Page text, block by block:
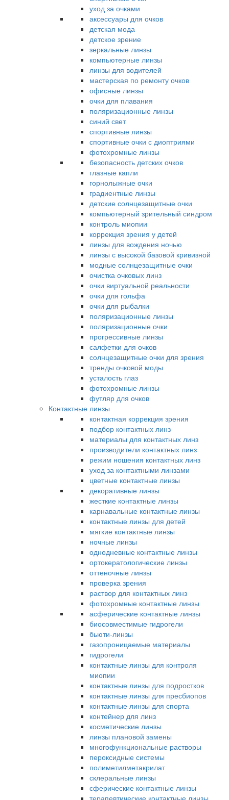
уход за очками
аксессуары для очков
детская мода
детское зрение
зеркальные линзы
компьютерные линзы
линзы для водителей
мастерская по ремонту очков
офисные линзы
очки для плавания
поляризационные линзы
синий свет
спортивные линзы
спортивные очки с диоптриями
фотохромные линзы
безопасность детских очков
глазные капли
горнолыжные очки
градиентные линзы
детские солнцезащитные очки
компьютерный зрительный синдром
контроль миопии
коррекция зрения у детей
линзы для вождения ночью
линзы с высокой базовой кривизной
модные солнцезащитные очки
очистка очковых линз
очки виртуальной реальности
очки для гольфа
очки для рыбалки
поляризационные линзы
поляризационные очки
прогрессивные линзы
салфетки для очков
солнцезащитные очки для зрения
тренды очковой моды
усталость глаз
фотохромные линзы
футляр для очков
Контактные линзы
контактная коррекция зрения
подбор контактных линз
материалы для контактных линз
производители контактных линз
режим ношения контактных линз
уход за контактными линзами
цветные контактные линзы
декоративные линзы
жесткие контактные линзы
карнавальные контактные линзы
контактные линзы для детей
мягкие контактные линзы
ночные линзы
однодневные контактные линзы
ортокератологические линзы
оттеночные линзы
проверка зрения
раствор для контактных линз
фотохромные контактные линзы
асферические контактные линзы
биосовместимые гидрогели
бьюти-линзы
газопроницаемые материалы
гидрогели
контактные линзы для контроля
миопии
контактные линзы для подростков
контактные линзы для пресбиопов
контактные линзы для спорта
контейнер для линз
косметические линзы
линзы плановой замены
многофункциональные растворы
пероксидные системы
полиметилметакрилат
склеральные линзы
сферические контактные линзы